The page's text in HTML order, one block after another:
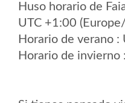
Huso horario de
UTC +1:00
Horario de verano :
Horario de invierno